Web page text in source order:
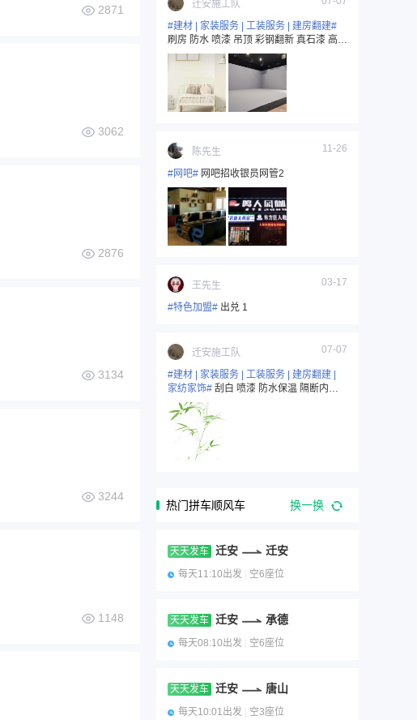
迁安施工队
#建材 | 家装服务 | 工装服务 | 建房翻建#
刷房 防水 喷漆 吊顶 彩钢翻新 真石漆 高空
作业等157333212062
陈先生 11-26
#网吧# 网吧招收银员网管2
王先生 03-17
#特色加盟# 出兑 1
迁安施工队 07-07
#建材 | 家装服务 | 工装服务 | 建房翻建 |
家纺家饰#
装修157333212061
热门拼车顺风车 换一换
天天发车 迁安 迁安
每天11:10出发 空6座位
天天发车 迁安 承德
每天08:10出发 空6座位
天天发车 迁安 唐山
每天10:01出发 空3座位
2871
3062
2876
3134
3244
1148